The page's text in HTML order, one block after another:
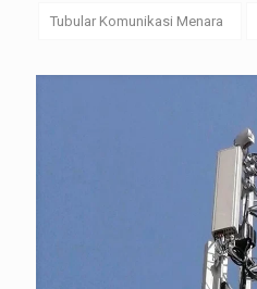
Tubular Komunikasi Menara